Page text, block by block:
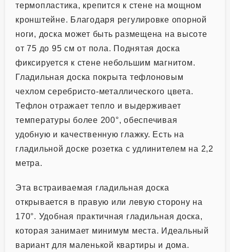
термопластика, крепится к стене на мощном
кронштейне. Благодаря регулировке опорной
ноги, доска может быть размещена на высоте
от 75 до 95 см от пола. Поднятая доска
фиксируется к стене небольшим магнитом.
Гладильная доска покрыта тефлоновым
чехлом серебристо-металлического цвета.
Тефлон отражает тепло и выдерживает
температуры более 200°, обеспечивая
удобную и качественную глажку. Есть на
гладильной доске розетка с удлинителем на 2,2
метра.
Эта встраиваемая гладильная доска
открывается в правую или левую сторону на
170°. Удобная практичная гладильная доска,
которая занимает минимум места. Идеальный
вариант для маленькой квартиры и дома.